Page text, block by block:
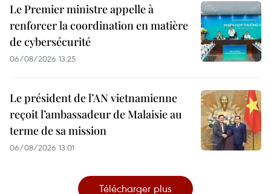
Le Premier ministre appelle à
renforcer la coordination en matière
de cybersécurité
06/08/2026 13:25
Le président de l’AN vietnamienne
reçoit l’ambassadeur de Malaisie au
terme de sa mission
06/08/2026 13:01
Télécharger plus